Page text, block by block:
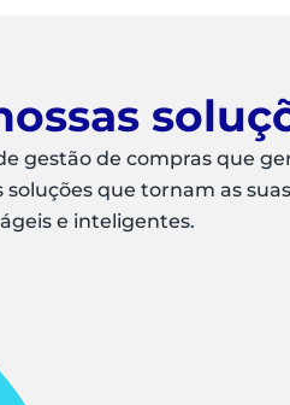
gestão de compras que
que tornam as
e inteligentes.